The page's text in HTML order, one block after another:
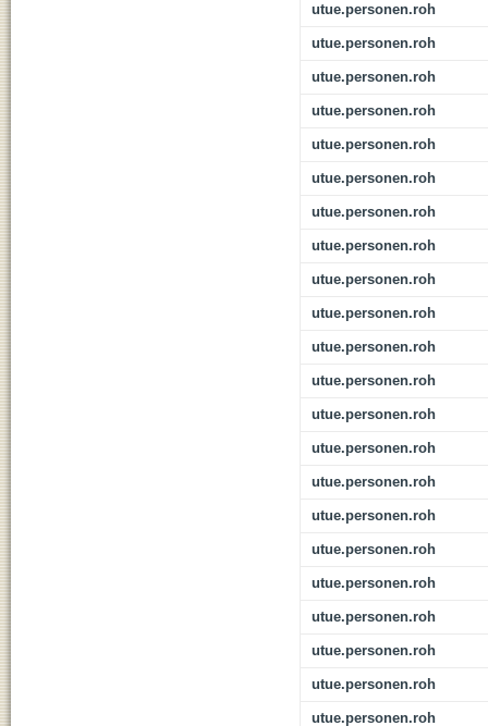
utue.personen.roh
utue.personen.roh
utue.personen.roh
utue.personen.roh
utue.personen.roh
utue.personen.roh
utue.personen.roh
utue.personen.roh
utue.personen.roh
utue.personen.roh
utue.personen.roh
utue.personen.roh
utue.personen.roh
utue.personen.roh
utue.personen.roh
utue.personen.roh
utue.personen.roh
utue.personen.roh
utue.personen.roh
utue.personen.roh
utue.personen.roh
utue.personen.roh